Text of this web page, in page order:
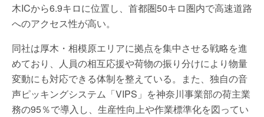
木ICから6.9キロに位置し、首都圏50キロ圏内で高速道路
へのアクセス性が高い。
同社は厚木・相模原エリアに拠点を集中させる戦略を進
めており、人員の相互応援や荷物の振り分けにより物量
変動にも対応できる体制を整えている。また、独自の音
声ピッキングシステム「VIPS」を神奈川事業部の荷主業
務の95％で導入し、生産性向上や作業標準化を図ってい